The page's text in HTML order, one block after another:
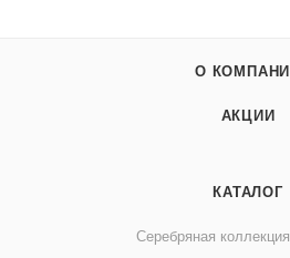
О
АКЦИИ
КАТАЛОГ
Серебряная